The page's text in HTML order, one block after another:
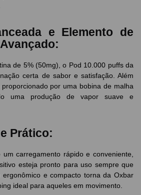
e Elemento de
de 5% (50mg), o Pod 10.000 puffs da
certa de sabor e satisfação. Além
por uma bobina de malha
uma produção de vapor suave e
Prático:
carregamento rápido e conveniente,
esteja pronto para uso sempre que
ergonômico e compacto torna da Oxbar
ideal para aqueles em movimento.